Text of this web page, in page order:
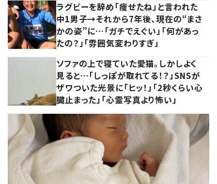
ラグビーを辞め「痩せたね」と言われた
中1男子→それから7年後、現在の“まさ
かの姿”に…「ガチでえぐい」「何があっ
たの？」「雰囲気変わりすぎ」
ソファの上で寝ていた愛猫。しかしよく
見ると…「しっぽが取れてる！？」SNSが
ザワついた光景に「ヒッ！」「2秒くらい心
臓止まった」「心霊写真より怖い」